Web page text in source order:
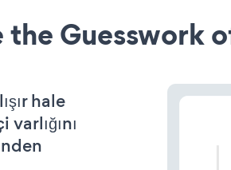
the Guesswork
hale